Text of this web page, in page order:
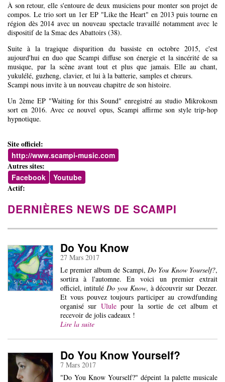
À son retour, elle s'entoure de deux musiciens pour monter son projet de
compos. Le trio sort un 1er EP "Like the Heart" en 2013 puis tourne en
région dès 2014 avec un nouveau spectacle travaillé notamment avec le
dispositif de la Smac des Abattoirs (38).
Suite à la tragique disparition du bassiste en octobre 2015, c'est
aujourd'hui en duo que Scampi diffuse son énergie et la sincérité de sa
musique, par la scène avant tout et plus que jamais. Elle au chant,
yukulélé, guzheng, clavier, et lui à la batterie, samples et chœurs.
Scampi nous invite à un nouveau chapitre de son histoire.
Un 2ème EP "Waiting for this Sound" enregistré au studio Mikrokosm
sort en 2016. Avec ce nouvel opus, Scampi affirme son style trip-hop
hypnotique.
Site officiel:
http://www.scampi-music.com
Autres sites:
Facebook Youtube
Actif:
DERNIÈRES NEWS DE SCAMPI
Do You Know
27 Mars 2017
Le premier album de Scampi,Do You Know Yourself?,
sortira à l'automne. En voici un premier extrait
officiel, intituléDo you Know, à découvrir sur Deezer.
Et vous pouvez toujours participer au crowdfunding
organisé sur Ululepour la sortie de cet album et
recevoir de jolis cadeaux !
Lire la suite
Do You Know Yourself?
7 Mars 2017
"Do You Know Yourself?" dépeint la palette musicale